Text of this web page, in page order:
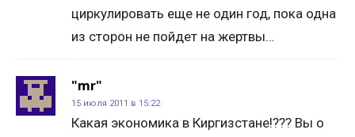
циркулировать еще не один год, пока одна
из сторон не пойдет на жертвы…
"mr"
15 июля 2011 в 15:22
Какая экономика в Киргизстане!??? Вы о